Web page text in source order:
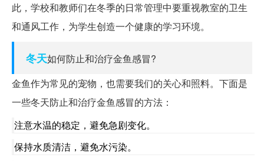
此，学校和教师们在冬季的日常管理中要重视教室的卫生
和通风工作，为学生创造一个健康的学习环境。
冬天如何防止和治疗金鱼感冒?
金鱼作为常见的宠物，也需要我们的关心和照料。下面是
一些冬天防止和治疗金鱼感冒的方法：
注意水温的稳定，避免急剧变化。
保持水质清洁，避免水污染。